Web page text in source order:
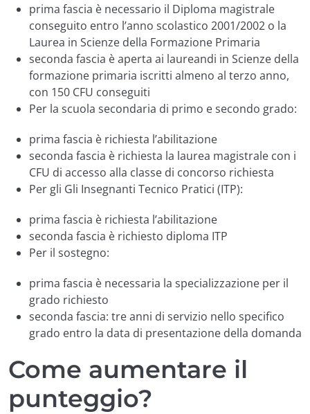
prima fascia è necessario il Diploma magistrale
conseguito entro l’anno scolastico 2001/2002 o la
Laurea in Scienze della Formazione Primaria
seconda fascia è aperta ai laureandi in Scienze della
formazione primaria iscritti almeno al terzo anno,
con 150 CFU conseguiti
Per la scuola secondaria di primo e secondo grado:
prima fascia è richiesta l’abilitazione
seconda fascia è richiesta la laurea magistrale con i
CFU di accesso alla classe di concorso richiesta
Per gli Gli Insegnanti Tecnico Pratici (ITP):
prima fascia è richiesta l’abilitazione
seconda fascia è richiesto diploma ITP
Per il sostegno:
prima fascia è necessaria la specializzazione per il
grado richiesto
seconda fascia: tre anni di servizio nello specifico
grado entro la data di presentazione della domanda
Come aumentare il
punteggio?